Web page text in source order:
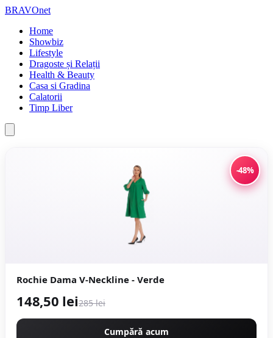
BRAVOnet
Home
Showbiz
Lifestyle
Dragoste și Relații
Health & Beauty
Casa si Gradina
Calatorii
Timp Liber
-48%
Rochie Dama V-Neckline - Verde
148,50 lei285 lei
Cumpără acum